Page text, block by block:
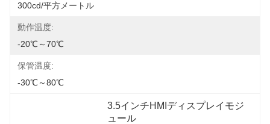
300cd/平方メートル
動作温度:
-20℃～70℃
保管温度:
-30℃～80℃
3.5インチHMIディスプレイモジ
ュール